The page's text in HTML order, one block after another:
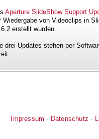
Aperture SlideShow Support
Wiedergabe von Videoclips in
erstellt wurden.
drei Updates stehen per
Impressum - Datenschutz -